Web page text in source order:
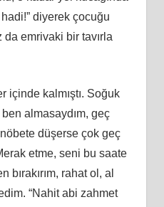
diyerek çocuğu
da emrivaki bir tavırla
içinde kalmıştı. Soğuk
almasaydım, geç
düşerse çok geç
etme, seni bu saate
rahat ol, al
“Nahit abi zahmet